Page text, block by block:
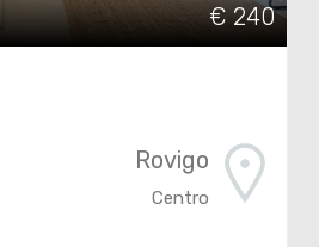
€ 240
Rovigo
Centro